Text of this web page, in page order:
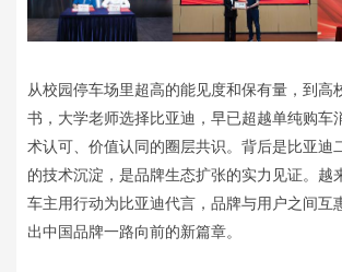
从校园停车场里超高的能见度和保有量，到高
书，大学老师选择比亚迪，早已超越单纯购车
术认可、价值认同的圈层共识。背后是比亚迪
的技术沉淀，是品牌生态扩张的实力见证。越
车主用行动为比亚迪代言，品牌与用户之间互
出中国品牌一路向前的新篇章。